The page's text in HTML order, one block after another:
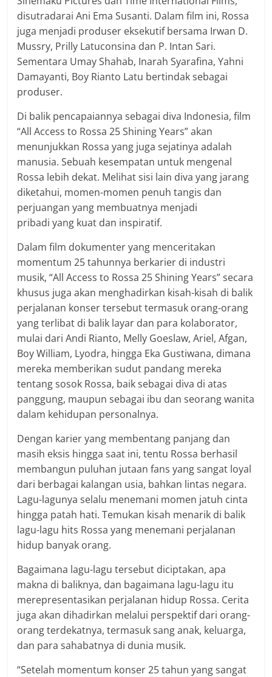
disutradarai Ani Ema Susanti. Dalam film ini, Rossa
juga menjadi produser eksekutif bersama Irwan D.
Mussry, Prilly Latuconsina dan P. Intan Sari.
Sementara Umay Shahab, Inarah Syarafina, Yahni
Damayanti, Boy Rianto Latu bertindak sebagai
produser.
Di balik pencapaiannya sebagai diva Indonesia, film
“All Access to Rossa 25 Shining Years” akan
menunjukkan Rossa yang juga sejatinya adalah
manusia. Sebuah kesempatan untuk mengenal
Rossa lebih dekat. Melihat sisi lain diva yang jarang
diketahui, momen-momen penuh tangis dan
perjuangan yang membuatnya menjadi
pribadi yang kuat dan inspiratif.
Dalam film dokumenter yang menceritakan
momentum 25 tahunnya berkarier di industri
musik, “All Access to Rossa 25 Shining Years” secara
khusus juga akan menghadirkan kisah-kisah di balik
perjalanan konser tersebut termasuk orang-orang
yang terlibat di balik layar dan para kolaborator,
mulai dari Andi Rianto, Melly Goeslaw, Ariel, Afgan,
Boy William, Lyodra, hingga Eka Gustiwana, dimana
mereka memberikan sudut pandang mereka
tentang sosok Rossa, baik sebagai diva di atas
panggung, maupun sebagai ibu dan seorang wanita
dalam kehidupan personalnya.
Dengan karier yang membentang panjang dan
masih eksis hingga saat ini, tentu Rossa berhasil
membangun puluhan jutaan fans yang sangat loyal
dari berbagai kalangan usia, bahkan lintas negara.
Lagu-lagunya selalu menemani momen jatuh cinta
hingga patah hati. Temukan kisah menarik di balik
lagu-lagu hits Rossa yang menemani perjalanan
hidup banyak orang.
Bagaimana lagu-lagu tersebut diciptakan, apa
makna di baliknya, dan bagaimana lagu-lagu itu
merepresentasikan perjalanan hidup Rossa. Cerita
juga akan dihadirkan melalui perspektif dari orang-
orang terdekatnya, termasuk sang anak, keluarga,
dan para sahabatnya di dunia musik.
“Setelah momentum konser 25 tahun yang sangat